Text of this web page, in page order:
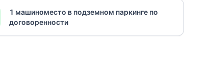
1 машиноместо в подземном паркинге по
договоренности